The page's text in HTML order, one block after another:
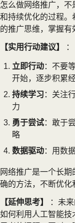
怎么做网络推广，
和持续优化的过程。
的推广思维，掌握有
【实用行动建议】 ：
立即行动：不要
开始，逐步积累
持续学习 ：关注
力
勇于尝试：敢于
略
数据驱动：用数
网络推广是一个长
确的方法，不断优化
【延伸思考】
：未
如何利用人工智能技